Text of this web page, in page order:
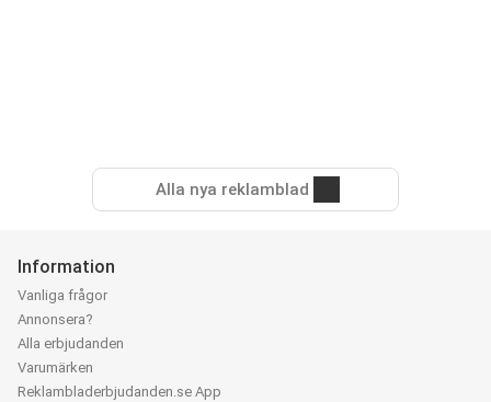
Alla nya reklamblad
Information
Vanliga frågor
Annonsera?
Alla erbjudanden
Varumärken
Reklambladerbjudanden.se App